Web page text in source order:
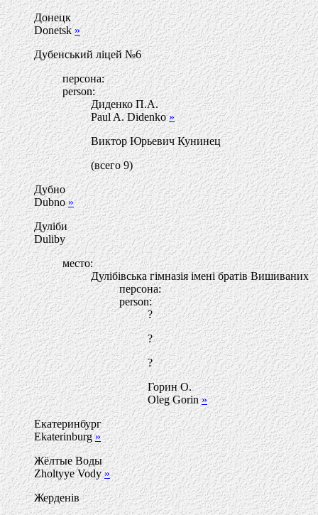
Донецк
Donetsk»
Дубенський ліцей №6
персона:
person:
Диденко П.А.
Paul A. Didenko»
Виктор Юрьевич Кунинец
(всего 9)
Дубно
Dubno»
Дуліби
Duliby
место:
Дулібівська гімназія імені братів Вишиваних
персона:
person:
?
?
?
Горин О.
Oleg Gorin»
Екатеринбург
Ekaterinburg»
Жёлтые Воды
Zholtyye Vody»
Жерденів